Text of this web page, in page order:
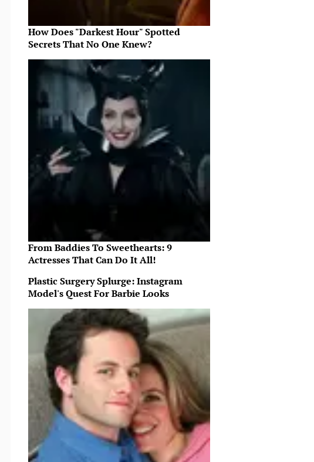
How Does "Darkest Hour" Spotted
Secrets That No One Knew?
From Baddies To Sweethearts: 9
Actresses That Can Do It All!
Plastic Surgery Splurge: Instagram
Model's Quest For Barbie Looks